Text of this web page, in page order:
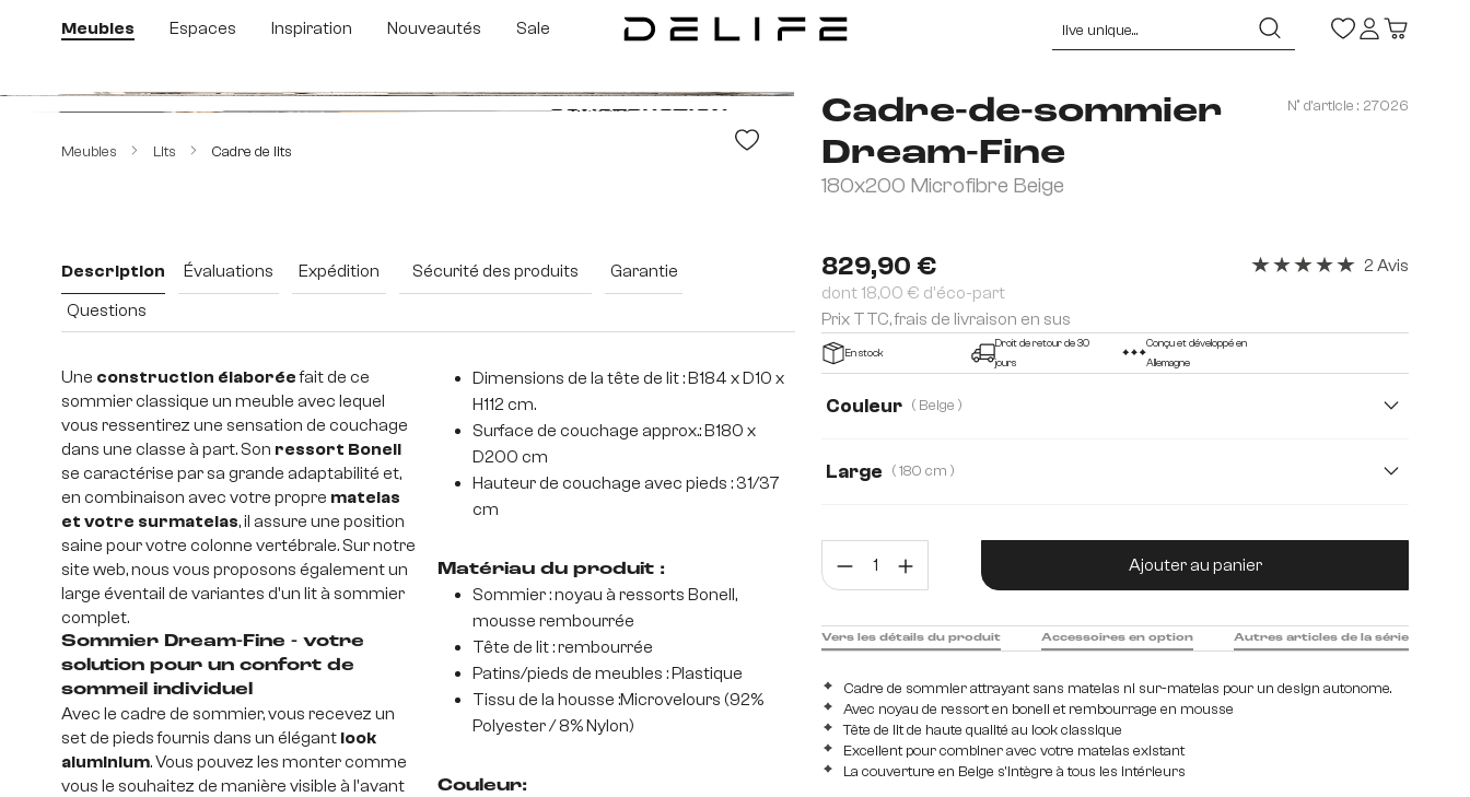
au contenu principal
Passer à la recherche
Passer à la navigation principale
Meubles Espaces Inspiration Nouveautés Sale
Meubles Lits Cadre de lits
Cadre-de-sommier
Dream-Fine
180x200 Microfibre Beige
N° d'article : 27026
829,90 €
dont 18,00 € d'éco-part
Prix TTC, frais de livraison en sus
2 Avis
En stock
Droit de retour de 30
jours
Conçu et développé en
Allemagne
Couleur ( Beige )
Large ( 180 cm )
Quantité de produit : Entrez la quantité
Ajouter au panier
Cadre de sommier attrayant sans matelas ni sur-matelas pour un design autonome.
Avec noyau de ressort en bonell et rembourrage en mousse
Tête de lit de haute qualité au look classique
Excellent pour combiner avec votre matelas existant
La couverture en Beige s'intègre à tous les intérieurs
Vers les détails du produit Accessoires en option Autres articles de la série
Description Évaluations Expédition Sécurité des produits
Garantie
Questions
Une construction élaboréefait de ce
sommier classique un meuble avec lequel
vous ressentirez une sensation de couchage
dans une classe à part. Son ressort Bonell
se caractérise par sa grande adaptabilité et,
en combinaison avec votre propre matelas
et votre surmatelas, il assure une position
saine pour votre colonne vertébrale. Sur notre
site web, nous vous proposons également un
large éventail de variantes d'un lit à sommier
complet.
Sommier Dream-Fine - votre
solution pour un confort de
sommeil individuel
Avec le cadre de sommier, vous recevez un
set de pieds fournis dans un élégant look
aluminium. Vous pouvez les monter comme
vous le souhaitez de manière visible à l'avant
Dimensions de la tête de lit : B184 x D10 x
H112 cm.
Surface de couchage approx.: B180 x
D200 cm
Hauteur de couchage avec pieds : 31/37
cm
Matériau du produit :
Sommier : noyau à ressorts Bonell,
mousse rembourrée
Tête de lit : rembourrée
Patins/pieds de meubles : Plastique
Tissu de la housse :Microvelours (92%
Polyester / 8% Nylon)
Couleur: